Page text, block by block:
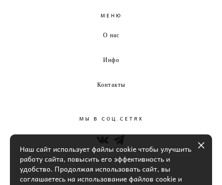
МЕНЮ
О нас
Инфо
Контакты
МЫ В СОЦ.СЕТЯХ
Наш сайт использует файлы cookie чтобы улучшить
работу сайта, повысить его эффективность и
удобство. Продолжая использовать сайт, вы
соглашаетесь на использование файлов cookie и